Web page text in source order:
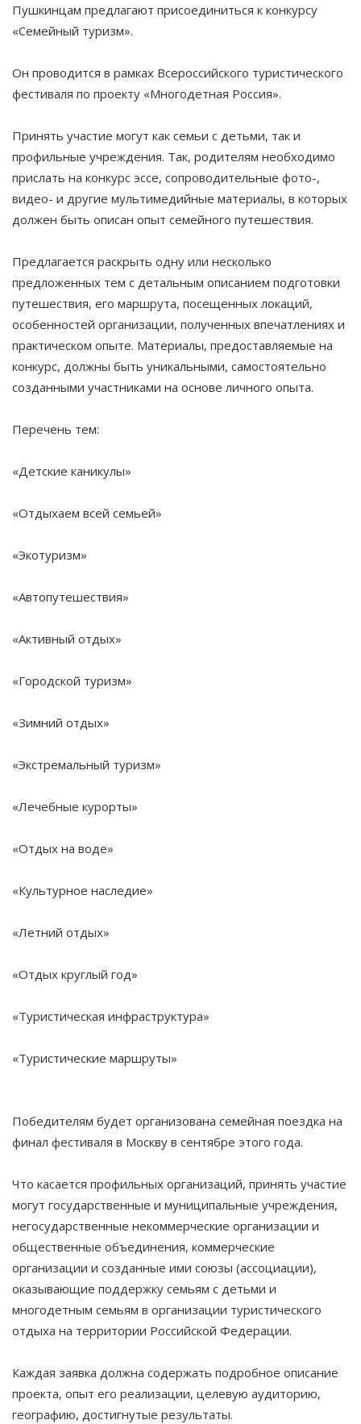
Пушкинцам предлагают присоединиться к конкурсу
«Семейный туризм».
Он проводится в рамках Всероссийского туристического
фестиваля по проекту «Многодетная Россия».
Принять участие могут как семьи с детьми, так и
профильные учреждения. Так, родителям необходимо
прислать на конкурс эссе, сопроводительные фото-,
видео- и другие мультимедийные материалы, в которых
должен быть описан опыт семейного путешествия.
Предлагается раскрыть одну или несколько
предложенных тем с детальным описанием подготовки
путешествия, его маршрута, посещенных локаций,
особенностей организации, полученных впечатлениях и
практическом опыте. Материалы, предоставляемые на
конкурс, должны быть уникальными, самостоятельно
созданными участниками на основе личного опыта.
Перечень тем:
«Детские каникулы»
«Отдыхаем всей семьей»
«Экотуризм»
«Автопутешествия»
«Активный отдых»
«Городской туризм»
«Зимний отдых»
«Экстремальный туризм»
«Лечебные курорты»
«Отдых на воде»
«Культурное наследие»
«Летний отдых»
«Отдых круглый год»
«Туристическая инфраструктура»
«Туристические маршруты»
Победителям будет организована семейная поездка на
финал фестиваля в Москву в сентябре этого года.
Что касается профильных организаций, принять участие
могут государственные и муниципальные учреждения,
негосударственные некоммерческие организации и
общественные объединения, коммерческие
организации и созданные ими союзы (ассоциации),
оказывающие поддержку семьям с детьми и
многодетным семьям в организации туристического
отдыха на территории Российской Федерации.
Каждая заявка должна содержать подробное описание
проекта, опыт его реализации, целевую аудиторию,
географию, достигнутые результаты.